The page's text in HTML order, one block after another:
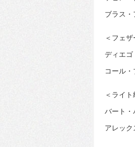
ブラス・
＜フェ
ディエゴ
コール・
＜ライ
バート・
アレック